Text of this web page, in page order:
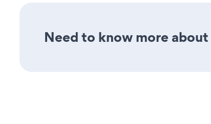
Need to know more